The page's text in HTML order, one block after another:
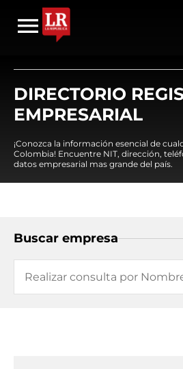
DIRECTORIO
EMPRESARIAL
¡Conozca la información esencial de
Colombia! Encuentre NIT, dirección,
datos empresarial mas grande del país.
Buscar empresa